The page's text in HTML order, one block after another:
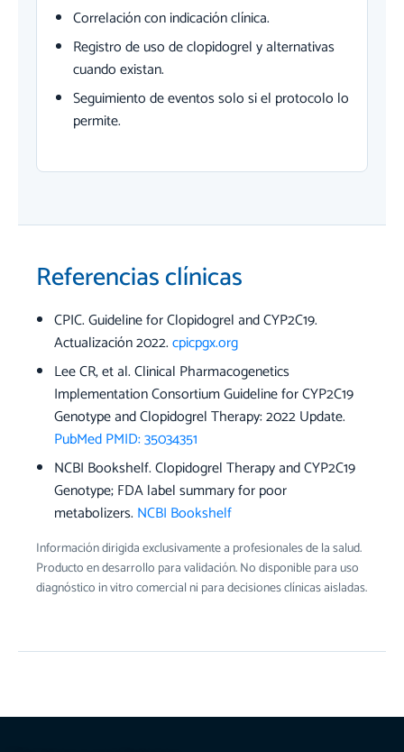
Correlación con indicación clínica.
Registro de uso de clopidogrel y alternativas
cuando existan.
Seguimiento de eventos solo si el protocolo lo
permite.
Referencias clínicas
CPIC. Guideline for Clopidogrel and CYP2C19.
Actualización 2022.cpicpgx.org
Lee CR, et al. Clinical Pharmacogenetics
Implementation Consortium Guideline for CYP2C19
Genotype and Clopidogrel Therapy: 2022 Update.
PubMed PMID: 35034351
NCBI Bookshelf. Clopidogrel Therapy and CYP2C19
Genotype; FDA label summary for poor
metabolizers. NCBI Bookshelf
Información dirigida exclusivamente a profesionales de la salud.
Producto en desarrollo para validación. No disponible para uso
diagnóstico in vitro comercial ni para decisiones clínicas aisladas.